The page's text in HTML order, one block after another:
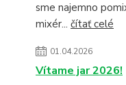
sme najemno
mixér... čítať celé
01.04.2026
Vítame jar 2026!